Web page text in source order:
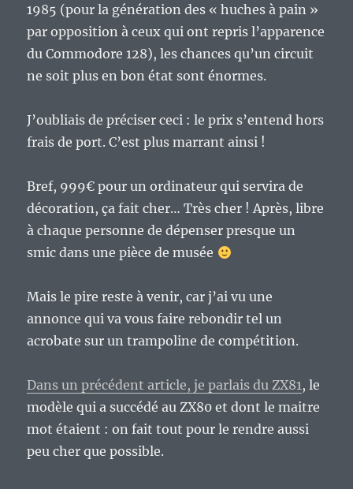
1985 (pour la génération des « huches à pain »
par opposition à ceux qui ont repris l’apparence
du Commodore 128), les chances qu’un circuit
ne soit plus en bon état sont énormes.
J’oubliais de préciser ceci : le prix s’entend hors
frais de port. C’est plus marrant ainsi !
Bref, 999€ pour un ordinateur qui servira de
décoration, ça fait cher… Très cher ! Après, libre
à chaque personne de dépenser presque un
smic dans une pièce de musée
Mais le pire reste à venir, car j’ai vu une
annonce qui va vous faire rebondir tel un
acrobate sur un trampoline de compétition.
Dans un précédent article, je parlais du ZX81, le
modèle qui a succédé au ZX80 et dont le maitre
mot étaient : on fait tout pour le rendre aussi
peu cher que possible.